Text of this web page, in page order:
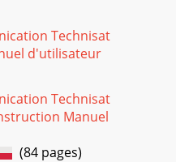
Technisat
d'utilisateur
Technisat
Manuel
(84 pages)